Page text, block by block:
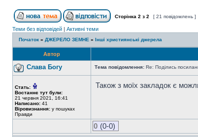
Сторінка 2 з 2 [ 21 повідомлень ]
Теми без відповідей | Активні теми
Початок » ДЖЕРЕЛО ЗЕМНЕ » Інші християнські джерела
Автор
Слава Богу Тема повідомлення: Re: Поділись
Стать:
Востаннє тут були:
21 червня 2021, 16:41
Написано: 41
Віровизнання: у пошуках
Правди
Також з моїх закладок є
0 (0-0)